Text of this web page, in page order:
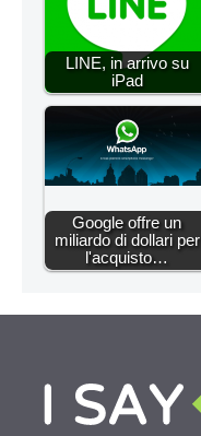
LINE, in arrivo su
iPad
Google offre un
miliardo di dollari per
l'acquisto…